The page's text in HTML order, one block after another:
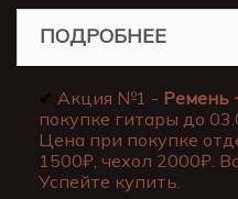
ПОДРОБНЕЕ
✔ Акция №1 - Ремень
покупке гитары до
Цена при покупке
1500₽, чехол 2000₽.
Успейте купить.